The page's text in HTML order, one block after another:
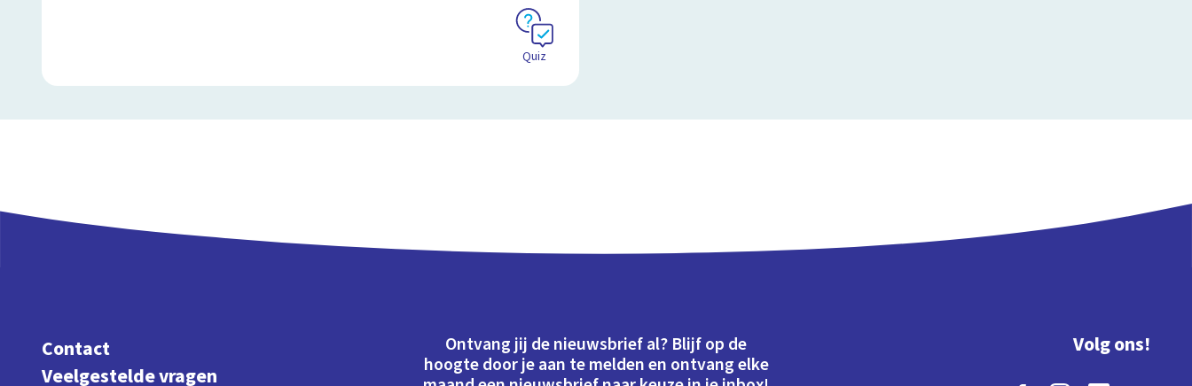
Quiz
Contact
Veelgestelde vragen
Ontvang jij de nieuwsbrief al? Blijf op de
hoogte door je aan te melden en ontvang elke
Volg ons!